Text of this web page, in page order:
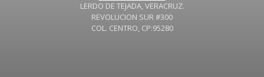
LERDO DE TEJADA, VERACRUZ.
REVOLUCION SUR #300
COL. CENTRO, CP:95280